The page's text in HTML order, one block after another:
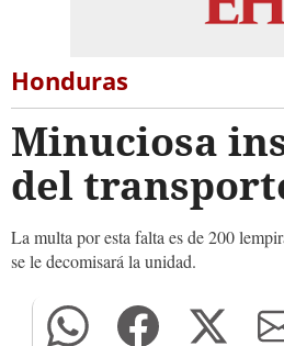
Honduras
Minuciosa
del
La multa por esta falta es de 200
se le decomisará la unidad.